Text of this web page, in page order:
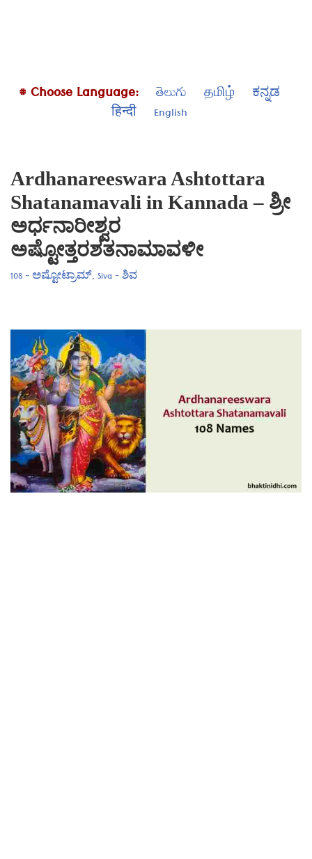
# Choose Language: తెలుగు தமிழ்
ಕನ್ನಡ
हिन्दी
English
Ardhanareeswara Ashtottara
Shatanamavali in Kannada – ಶ್ರೀ
ಅರ್ಧನಾರೀಶ್ವರ
ಅಷ್ಟೋತ್ತರಶತನಾಮಾವಳೀ
108 - ಅಷ್ಟೋಟ್ರಾಮ್, Siva - ಶಿವ